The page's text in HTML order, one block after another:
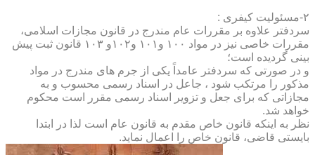
۲-مسئولیت کیفری :
سردفتر علاوه بر مقررات عام مندرج در قانون مجازات اسلامی،
مقررات خاصی نیز در مواد ۱۰۰ و۱۰۱ و۱۰۲و ۱۰۳ قانون ثبت پیش
بینی گردیده است؛
و در صورتی که سردفتر عامداً یکی از جرم های مندرج در مواد
مذکور را مرتکب شود ، جاعل در اسناد رسمی محسوب و به
مجازاتی که برای جعل و تزویر اسناد رسمی مقرر است محکوم
خواهد شد.
نظر به اینکه قانون خاص مقدم به قانون عام است لذا در ابتدا
بایستی قاضی، قانون خاص را اعمال نماید.